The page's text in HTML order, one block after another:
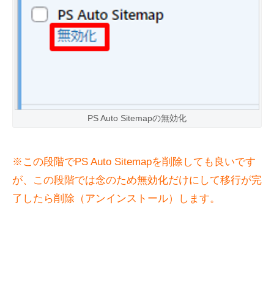
PS Auto Sitemapの無効化
※この段階でPS Auto Sitemapを削除しても良いです
が、この段階では念のため無効化だけにして移行が完
了したら削除（アンインストール）します。